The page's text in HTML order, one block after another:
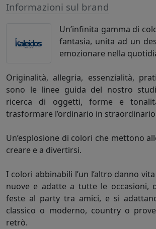
Informazioni sul brand
Un’infinita gamma di
fantasia, unita ad un
emozionare nella
Originalità, allegria, essenzialità,
sono le linee guida del nostro
ricerca di oggetti, forme e
trasformare l’ordinario in
Un’esplosione di colori che mettono
creare e a divertirsi.
I colori abbinabili l’un l’altro danno
nuove e adatte a tutte le occasioni,
feste al party tra amici, e si
classico o moderno, country o
retrò.